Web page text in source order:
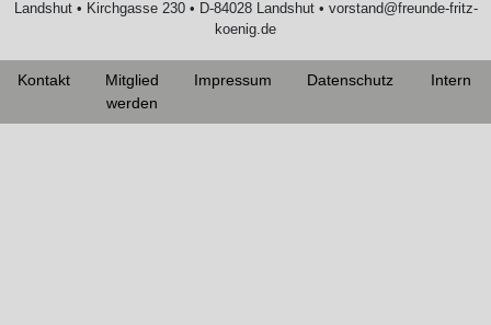
Landshut • Kirchgasse 230 • D-84028 Landshut • vorstand@freunde-fritz-
koenig.de
Kontakt
Mitglied
werden
Impressum Datenschutz Intern